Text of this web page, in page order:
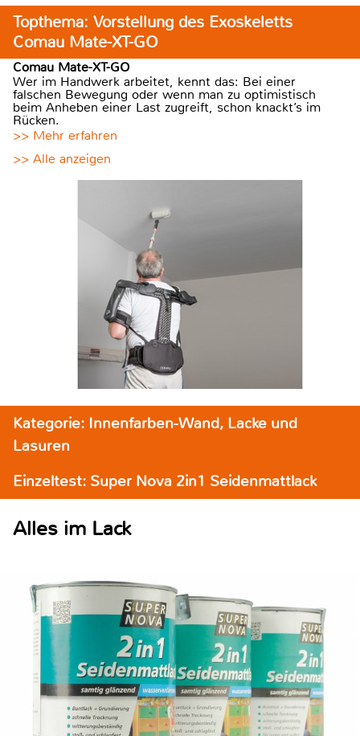
Topthema: Vorstellung des Exoskeletts
Comau Mate-XT-GO
Comau Mate-XT-GO
Wer im Handwerk arbeitet, kennt das: Bei einer
falschen Bewegung oder wenn man zu optimistisch
beim Anheben einer Last zugreift, schon knackt’s im
Rücken.
>> Mehr erfahren
>> Alle anzeigen
Kategorie: Innenfarben-Wand, Lacke und
Lasuren
Einzeltest: Super Nova 2in1 Seidenmattlack
Alles im Lack